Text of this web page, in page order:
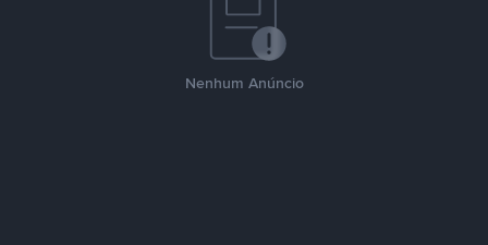
Nenhum Anúncio